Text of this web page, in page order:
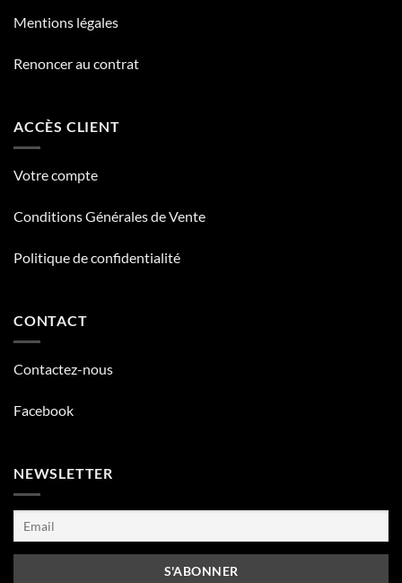
Mentions légales
Renoncer au contrat
ACCÈS CLIENT
Votre compte
Conditions Générales de Vente
Politique de confidentialité
CONTACT
Contactez-nous
Facebook
NEWSLETTER